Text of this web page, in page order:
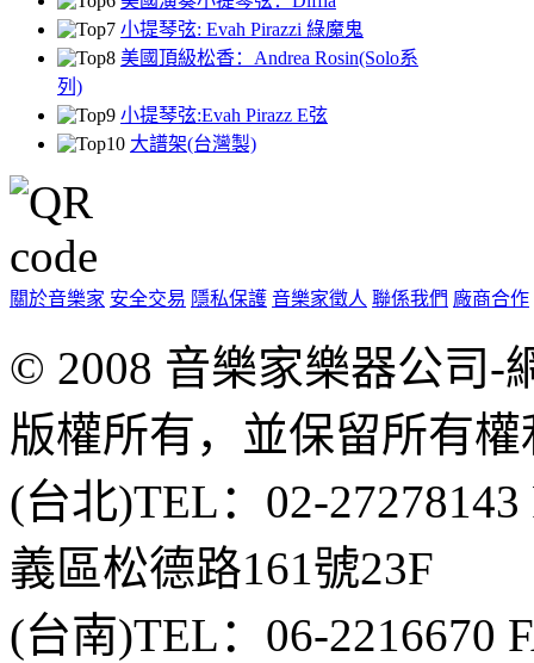
小提琴弦: Evah Pirazzi 綠魔鬼
美國頂級松香：Andrea Rosin(Solo系
列)
小提琴弦:Evah Pirazz E弦
大譜架(台灣製)
關於音樂家 安全交易 隱私保護 音樂家徵人 聯係我們 廠商合作
© 2008 音樂家樂器公司-
版權所有，並保留所有權
(台北)TEL：02-
義區松德路161號23F
(台南)TEL：06-2216670